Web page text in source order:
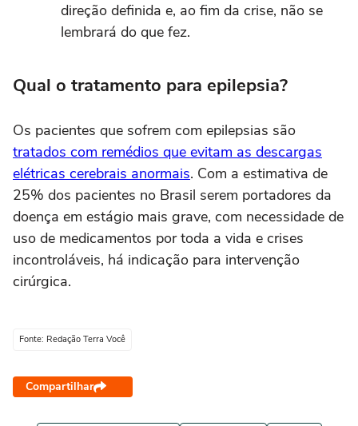
direção definida e, ao fim da crise, não se
lembrará do que fez.
Qual o tratamento para epilepsia?
Os pacientes que sofrem com epilepsias são
tratados com remédios que evitam as descargas
elétricas cerebrais anormais. Com a estimativa de
25% dos pacientes no Brasil serem portadores da
doença em estágio mais grave, com necessidade de
uso de medicamentos por toda a vida e crises
incontroláveis, há indicação para intervenção
cirúrgica.
Fonte: Redação Terra Você
Compartilhar